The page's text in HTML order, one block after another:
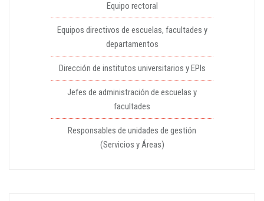
Equipo rectoral
Equipos directivos de escuelas, facultades y
departamentos
Dirección de institutos universitarios y EPIs
Jefes de administración de escuelas y
facultades
Responsables de unidades de gestión
(Servicios y Áreas)